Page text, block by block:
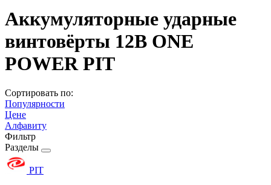
Аккумуляторные ударные
винтовёрты 12В ONE
POWER PIT
Сортировать по:
Популярности
Цене
Алфавиту
Фильтр
Разделы
PIT